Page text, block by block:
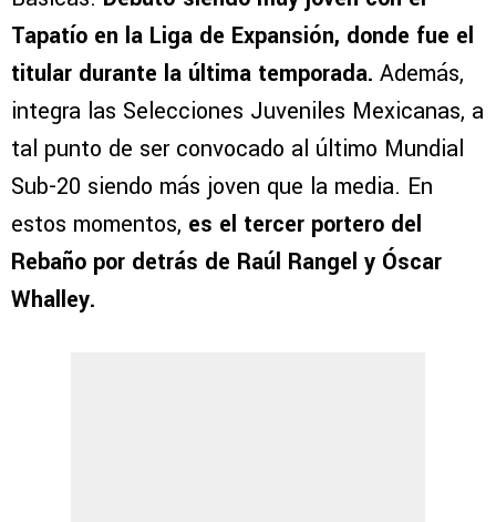
Tapatío en la Liga de Expansión, donde fue el
titular durante la última temporada. Además,
integra las Selecciones Juveniles Mexicanas, a
tal punto de ser convocado al último Mundial
Sub-20 siendo más joven que la media. En
estos momentos, es el tercer portero del
Rebaño por detrás de Raúl Rangel y Óscar
Whalley.